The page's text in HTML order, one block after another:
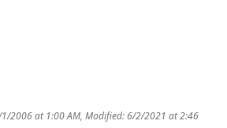
1/2006 at 1:00 AM, Modified: 6/2/2021 at 2:46